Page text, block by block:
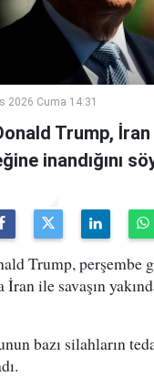
2026 Cuma 14:31
Trump,
inandığını
Trump, perşembe
İran ile savaşın
bazı silahların